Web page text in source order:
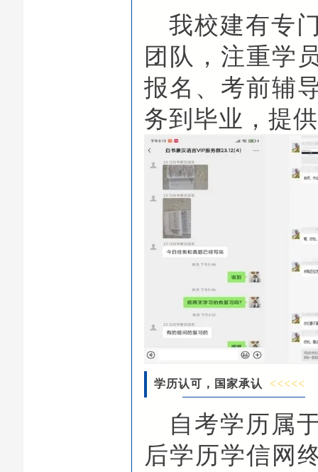
我校建有专
团队，注重学
报名、考前辅
务到毕业，提
学历认可，国家承认 <<<<<
自考学历属
后学历学信网